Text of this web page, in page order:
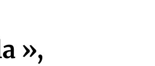
»,